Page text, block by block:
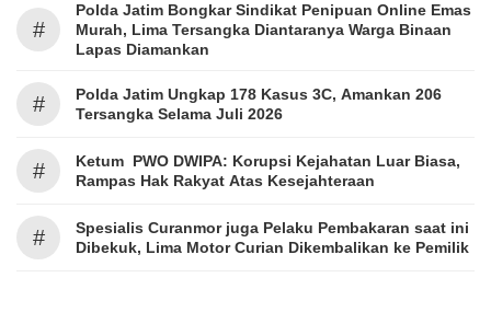
#
Polda Jatim Bongkar Sindikat Penipuan Online Emas
Murah, Lima Tersangka Diantaranya Warga Binaan
Lapas Diamankan
#
Polda Jatim Ungkap 178 Kasus 3C, Amankan 206
Tersangka Selama Juli 2026
#
Ketum PWO DWIPA: Korupsi Kejahatan Luar Biasa,
Rampas Hak Rakyat Atas Kesejahteraan
#
Spesialis Curanmor juga Pelaku Pembakaran saat ini
Dibekuk, Lima Motor Curian Dikembalikan ke Pemilik